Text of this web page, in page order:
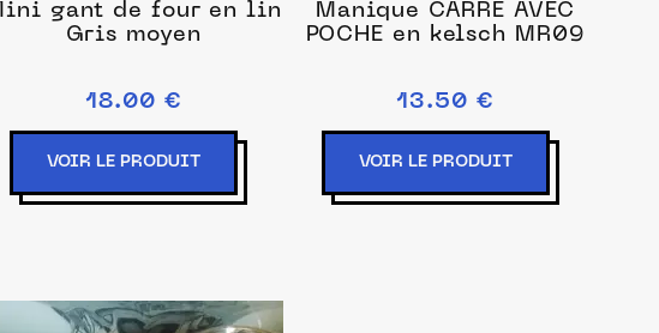
gant de four en lin
Gris moyen
18.00 €
VOIR LE PRODUIT
Manique CARRE AVEC
POCHE en kelsch MR09
13.50 €
VOIR LE PRODUIT